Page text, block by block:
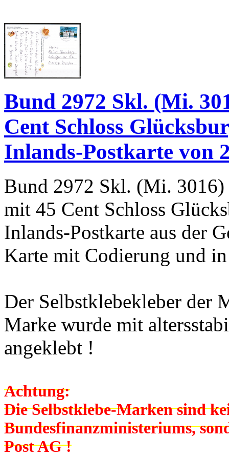
Bund 2972 Skl. (Mi.
Cent Schloss
Inlands-Postkarte von
Bund 2972 Skl. (Mi. 3016)
mit 45 Cent Schloss
Inlands-Postkarte aus der
Karte mit Codierung und
Der Selbstklebekleber der
Marke wurde mit
angeklebt !
Achtung:
Die Selbstklebe-Marken sind
Bundesfinanzministeriums,
Post AG !